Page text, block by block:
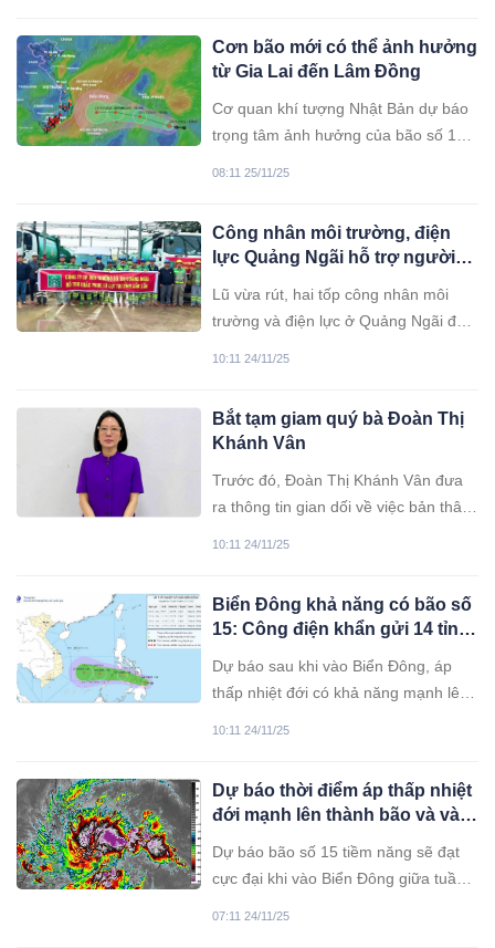
vay của khách hàng.
Cơn bão mới có thể ảnh hưởng
từ Gia Lai đến Lâm Đồng
Cơ quan khí tượng Nhật Bản dự báo
trọng tâm ảnh hưởng của bão số 15
28-30/11.
08:11 25/11/25
Công nhân môi trường, điện
lực Quảng Ngãi hỗ trợ người
Lũ vừa rút, hai tốp công nhân môi
trường và điện lực ở Quảng Ngãi đã
người dân vùng chịu ảnh hưởng bởi
thiên tai sớm ổn định cuộc sống.
10:11 24/11/25
Bắt tạm giam quý bà Đoàn Thị
Khánh Vân
Trước đó, Đoàn Thị Khánh Vân đưa
ra thông tin gian dối về việc bản thân
10:11 24/11/25
Biển Đông khả năng có bão số
15: Công điện khẩn gửi 14 tỉnh
Dự báo sau khi vào Biển Đông, áp
thấp nhiệt đới có khả năng mạnh lên
cũ) trong khoảng từ 28 đến 30/11.
10:11 24/11/25
Dự báo thời điểm áp thấp nhiệt
đới mạnh lên thành bão và vào
Dự báo bão số 15 tiềm năng sẽ đạt
cực đại khi vào Biển Đông giữa tuần
07:11 24/11/25